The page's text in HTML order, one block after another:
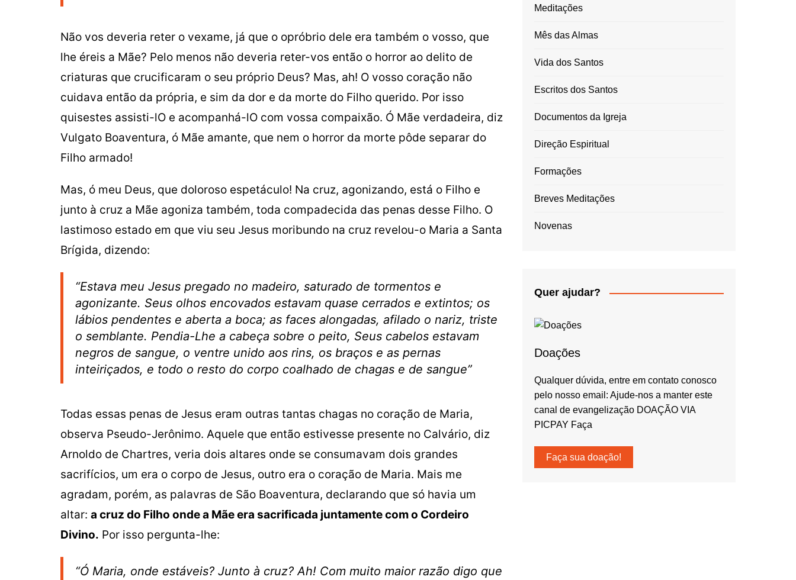
Não vos deveria reter o vexame, já que o opróbrio dele era também o vosso, que
lhe éreis a Mãe? Pelo menos não deveria reter-vos então o horror ao delito de
criaturas que crucificaram o seu próprio Deus? Mas, ah! O vosso coração não
cuidava então da própria, e sim da dor e da morte do Filho querido. Por isso
quisestes assisti-lO e acompanhá-lO com vossa compaixão. Ó Mãe verdadeira, diz
Vulgato Boaventura, ó Mãe amante, que nem o horror da morte pôde separar do
Filho armado!
Mas, ó meu Deus, que doloroso espetáculo! Na cruz, agonizando, está o Filho e
junto à cruz a Mãe agoniza também, toda compadecida das penas desse Filho. O
lastimoso estado em que viu seu Jesus moribundo na cruz revelou-o Maria a Santa
Brígida, dizendo:
“Estava meu Jesus pregado no madeiro, saturado de tormentos e
agonizante. Seus olhos encovados estavam quase cerrados e extintos; os
lábios pendentes e aberta a boca; as faces alongadas, afilado o nariz, triste
o semblante. Pendia-Lhe a cabeça sobre o peito, Seus cabelos estavam
negros de sangue, o ventre unido aos rins, os braços e as pernas
inteiriçados, e todo o resto do corpo coalhado de chagas e de sangue”
Todas essas penas de Jesus eram outras tantas chagas no coração de Maria,
observa Pseudo-Jerônimo. Aquele que então estivesse presente no Calvário, diz
Arnoldo de Chartres, veria dois altares onde se consumavam dois grandes
sacrifícios, um era o corpo de Jesus, outro era o coração de Maria. Mais me
agradam, porém, as palavras de São Boaventura, declarando que só havia um
altar: a cruz do Filho onde a Mãe era sacrificada juntamente com o Cordeiro
Divino. Por isso pergunta-lhe:
“Ó Maria, onde estáveis? Junto à cruz? Ah! Com muito maior razão digo que
Meditações
Mês das Almas
Vida dos Santos
Escritos dos Santos
Documentos da Igreja
Direção Espiritual
Formações
Breves Meditações
Novenas
Quer ajudar?
Doações
Qualquer dúvida, entre em contato conosco
pelo nosso email: Ajude-nos a manter este
canal de evangelização DOAÇÃO VIA
PICPAY Faça
Faça sua doação!